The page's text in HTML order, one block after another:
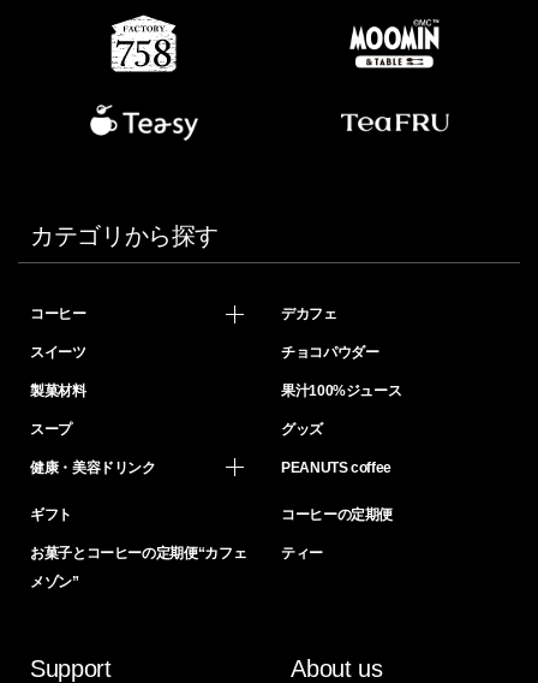
カテゴリから探す
コーヒー デカフェ
スイーツ チョコパウダー
製菓材料 果汁100%ジュース
スープ グッズ
健康・美容ドリンク PEANUTS coffee
ギフト コーヒーの定期便
お菓子とコーヒーの定期便“カフェ
メゾン”
ティー
Support About us